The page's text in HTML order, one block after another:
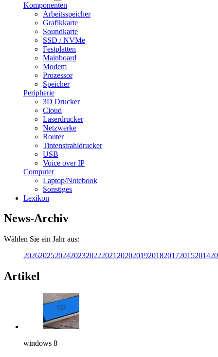
Komponenten
Arbeitsspeicher
Grafikkarte
Soundkarte
SSD / NVMe
Festplatten
Mainboard
Modem
Prozessor
Speicher
Peripherie
3D Drucker
Cloud
Laserdrucker
Netzwerke
Router
Tintenstrahldrucker
USB
Voice over IP
Computer
Laptop/Notebook
Sonstiges
Lexikon
News-Archiv
Wählen Sie ein Jahr aus:
202620252024202320222021 202020192018201720152014
Artikel
windows 8